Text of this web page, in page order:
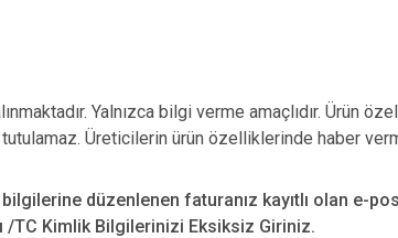
Yalnızca bilgi verme amaçlıdır. Ürün
Üreticilerin ürün özelliklerinde haber
düzenlenen faturanız kayıtlı olan e-
TC Kimlik Bilgilerinizi Eksiksiz Giriniz.